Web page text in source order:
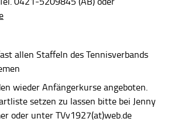
allen Staffeln des Tennisverbands
wieder Anfängerkurse angeboten.
setzen zu lassen bitte bei Jenny
oder unter TVv1927(at)web.de